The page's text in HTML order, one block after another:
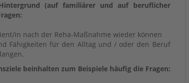
(auf familiärer und auf beruflicher
in nach der Reha-Maßnahme wieder können
Fähigkeiten für den Alltag und / oder den Beruf
beinhalten zum Beispiele häufig die Fragen: